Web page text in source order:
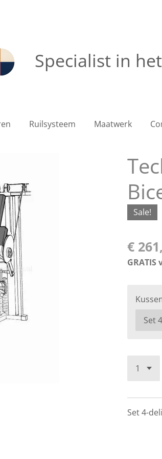
Specialist in
Ruilsysteem Maatwerk
Sale!
€
GRATIS
Set 4-